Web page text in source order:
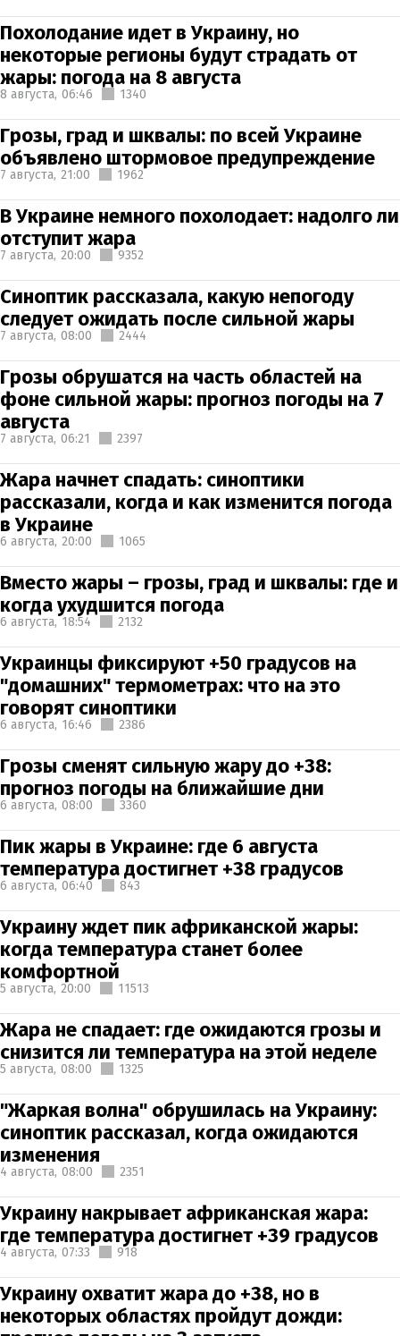
Похолодание идет в Украину, но
некоторые регионы будут страдать от
жары: погода на 8 августа
8 августа, 06:46 1340
Грозы, град и шквалы: по всей Украине
объявлено штормовое предупреждение
7 августа, 21:00 1962
В Украине немного похолодает: надолго ли
отступит жара
7 августа, 20:00 9352
Синоптик рассказала, какую непогоду
следует ожидать после сильной жары
7 августа, 08:00 2444
Грозы обрушатся на часть областей на
фоне сильной жары: прогноз погоды на 7
августа
7 августа, 06:21 2397
Жара начнет спадать: синоптики
рассказали, когда и как изменится погода
в Украине
6 августа, 20:00 1065
Вместо жары – грозы, град и шквалы: где и
когда ухудшится погода
6 августа, 18:54 2132
Украинцы фиксируют +50 градусов на
"домашних" термометрах: что на это
говорят синоптики
6 августа, 16:46 2386
Грозы сменят сильную жару до +38:
прогноз погоды на ближайшие дни
6 августа, 08:00 3360
Пик жары в Украине: где 6 августа
температура достигнет +38 градусов
6 августа, 06:40 843
Украину ждет пик африканской жары:
когда температура станет более
комфортной
5 августа, 20:00 11513
Жара не спадает: где ожидаются грозы и
снизится ли температура на этой неделе
5 августа, 08:00 1325
"Жаркая волна" обрушилась на Украину:
синоптик рассказал, когда ожидаются
изменения
4 августа, 08:00 2351
Украину накрывает африканская жара:
где температура достигнет +39 градусов
4 августа, 07:33 918
Украину охватит жара до +38, но в
некоторых областях пройдут дожди: